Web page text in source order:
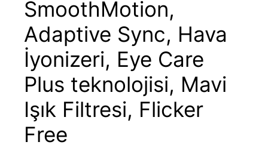
SmoothMotion,
Adaptive Sync, Hava
İyonizeri, Eye Care
Plus teknolojisi, Mavi
Işık Filtresi, Flicker
Free